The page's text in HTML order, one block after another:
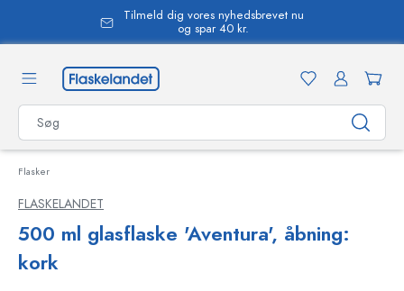
Tilmeld dig vores nyhedsbrevet nu
og spar 40 kr.
Flasker
FLASKELANDET
500 ml glasflaske 'Aventura', åbning:
kork